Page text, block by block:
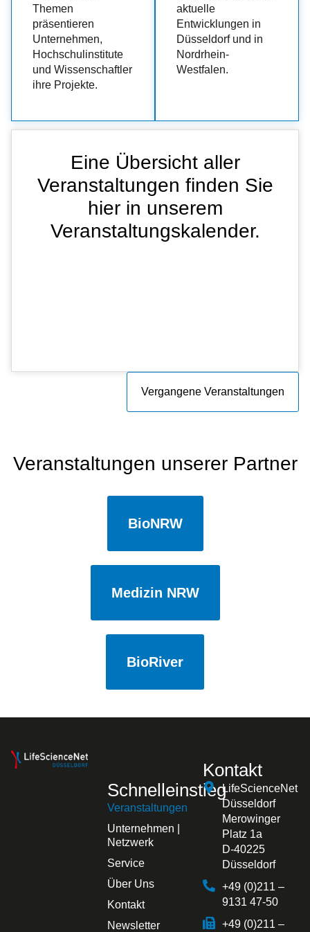
Themen
präsentieren
Unternehmen,
Hochschulinstitute
und Wissenschaftler
ihre Projekte.
aktuelle
Entwicklungen in
Düsseldorf und in
Nordrhein-
Westfalen.
Eine Übersicht aller
Veranstaltungen finden Sie
hier in unserem
Veranstaltungskalender.
Vergangene Veranstaltungen
Veranstaltungen unserer Partner
BioNRW
Medizin NRW
BioRiver
Schnelleinstieg
Veranstaltungen
Unternehmen |
Netzwerk
Service
Über Uns
Kontakt
Newsletter
Kontakt
LifeScienceNet
Düsseldorf
Merowinger
Platz 1a
D-40225
Düsseldorf
+49 (0)211 –
9131 47-50
+49 (0)211 –